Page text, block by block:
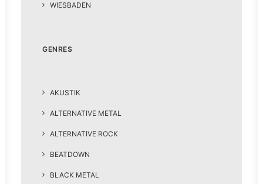
WIESBADEN
GENRES
AKUSTIK
ALTERNATIVE METAL
ALTERNATIVE ROCK
BEATDOWN
BLACK METAL